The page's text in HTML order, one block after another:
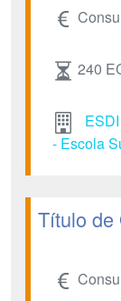
240
- Escola
Título de